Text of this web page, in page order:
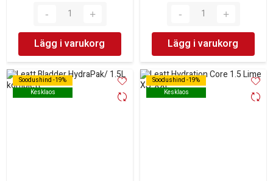
Lägg i varukorg Lägg i varukorg
Soodushind -19%
Kesklaos
Soodushind -19%
Kesklaos
Soodushind -19%
Kesklaos
Soodushind -19%
Kesklaos